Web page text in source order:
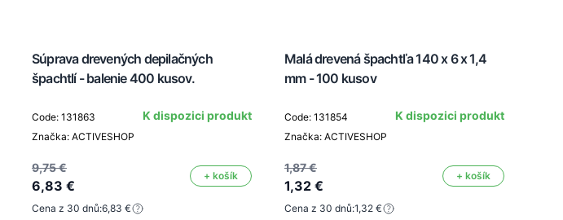
Súprava drevených depilačných
špachtlí - balenie 400 kusov.
Code: 131863
Značka: ACTIVESHOP
K dispozici produkt
9,75 €
6,83 €
+ košík
Cena z 30 dnů:6,83 €
Malá drevená špachtľa 140 x 6 x 1,4
mm - 100 kusov
Code: 131854
Značka: ACTIVESHOP
K dispozici produkt
1,87 €
1,32 €
+ košík
Cena z 30 dnů:1,32 €